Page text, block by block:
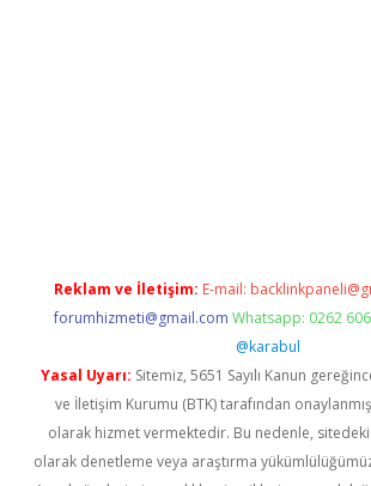
Reklam ve İletişim: E-mail:
forumhizmeti@gmail.com Whatsapp: 0262
@karabul
Yasal Uyarı: Sitemiz, 5651 Sayılı Kanun
ve İletişim Kurumu (BTK) tarafından onaylanmış
olarak hizmet vermektedir. Bu nedenle,
olarak denetleme veya araştırma